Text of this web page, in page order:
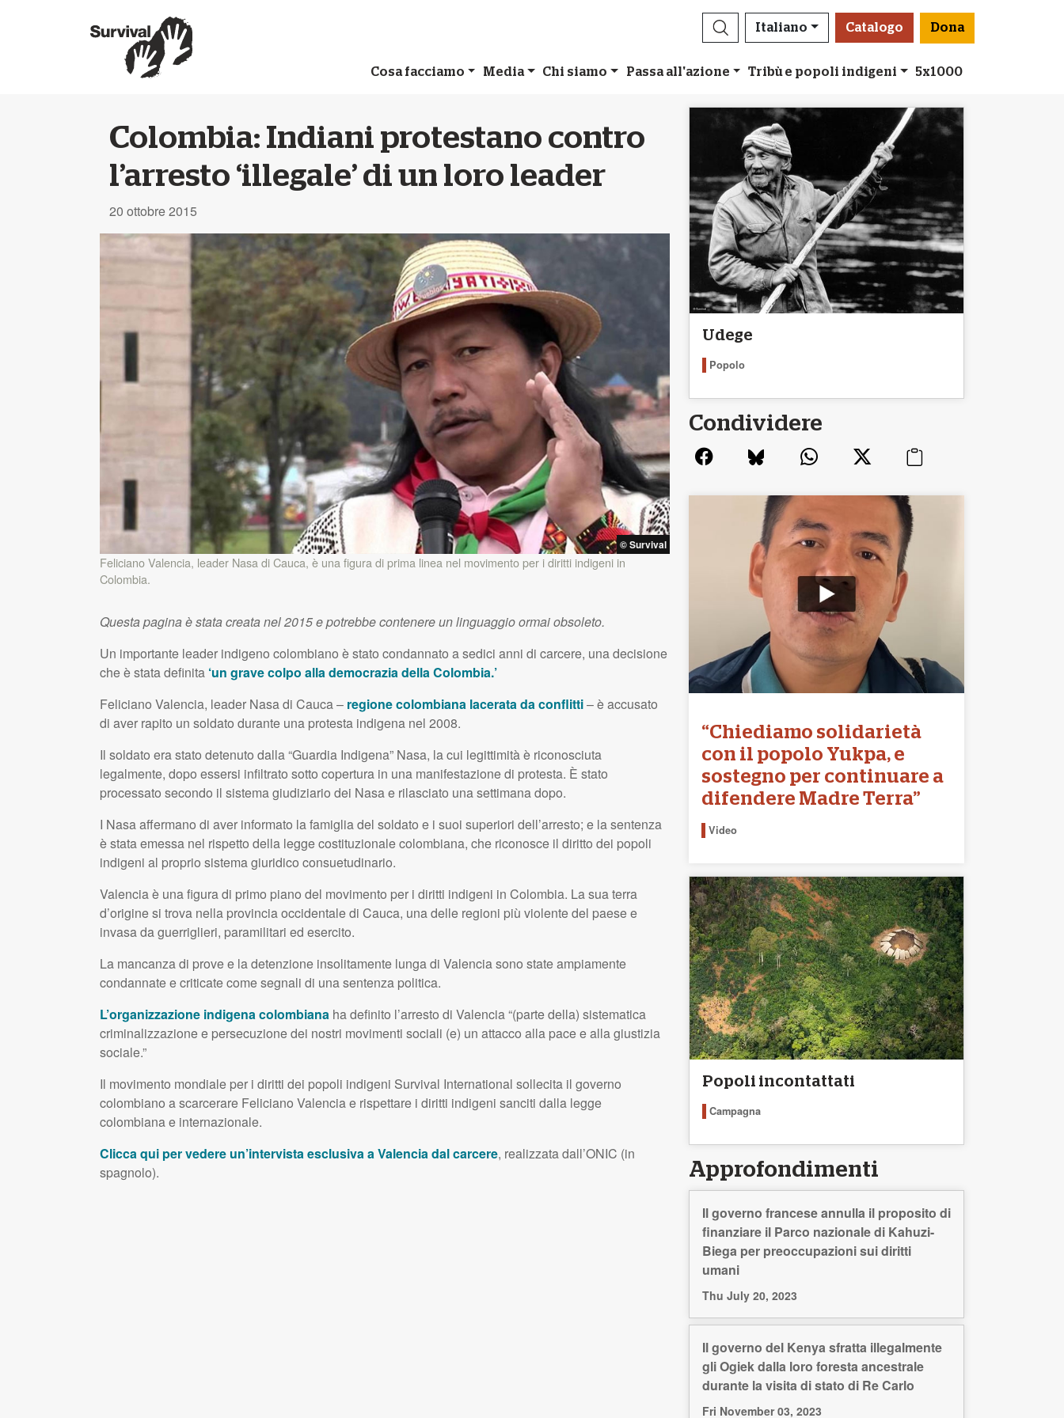
Italiano Catalogo Dona
Cosa facciamo Media Chi siamo Passa all'azione Tribù e popoli indigeni 5x1000
Colombia: Indiani protestano contro
l’arresto ‘illegale’ di un loro leader
20 ottobre 2015
© Survival
Feliciano Valencia, leader Nasa di Cauca, è una figura di prima linea nel movimento per i diritti indigeni in
Colombia.
Questa pagina è stata creata nel 2015 e potrebbe contenere un linguaggio ormai obsoleto.
Un importante leader indigeno colombiano è stato condannato a sedici anni di carcere, una decisione
che è stata definita ‘un grave colpo alla democrazia della Colombia.’
Feliciano Valencia, leader Nasa di Cauca – regione colombiana lacerata da conflitti– è accusato
di aver rapito un soldato durante una protesta indigena nel 2008.
Il soldato era stato detenuto dalla “Guardia Indigena” Nasa, la cui legittimità è riconosciuta
legalmente, dopo essersi infiltrato sotto copertura in una manifestazione di protesta. È stato
processato secondo il sistema giudiziario dei Nasa e rilasciato una settimana dopo.
I Nasa affermano di aver informato la famiglia del soldato e i suoi superiori dell’arresto; e la sentenza
è stata emessa nel rispetto della legge costituzionale colombiana, che riconosce il diritto dei popoli
indigeni al proprio sistema giuridico consuetudinario.
Valencia è una figura di primo piano del movimento per i diritti indigeni in Colombia. La sua terra
d’origine si trova nella provincia occidentale di Cauca, una delle regioni più violente del paese e
invasa da guerriglieri, paramilitari ed esercito.
La mancanza di prove e la detenzione insolitamente lunga di Valencia sono state ampiamente
condannate e criticate come segnali di una sentenza politica.
L’organizzazione indigena colombianaha definito l’arresto di Valencia “(parte della) sistematica
criminalizzazione e persecuzione dei nostri movimenti sociali (e) un attacco alla pace e alla giustizia
sociale.”
Il movimento mondiale per i diritti dei popoli indigeni Survival International sollecita il governo
colombiano a scarcerare Feliciano Valencia e rispettare i diritti indigeni sanciti dalla legge
colombiana e internazionale.
Clicca qui per vedere un’intervista esclusiva a Valencia dal carcere, realizzata dall’ONIC (in
spagnolo).
Udege
Popolo
Condividere
“Chiediamo solidarietà
con il popolo Yukpa, e
sostegno per continuare a
difendere Madre Terra”
Video
Popoli incontattati
Campagna
Approfondimenti
Il governo francese annulla il proposito di
finanziare il Parco nazionale di Kahuzi-
Biega per preoccupazioni sui diritti
umani
Thu July 20, 2023
Il governo del Kenya sfratta illegalmente
gli Ogiek dalla loro foresta ancestrale
durante la visita di stato di Re Carlo
Fri November 03, 2023